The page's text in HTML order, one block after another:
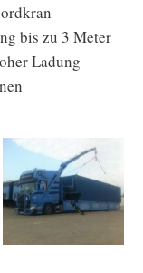
bis zu 3 Meter
Ladung